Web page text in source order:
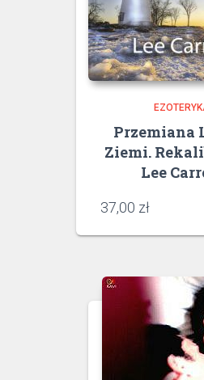
Przemiana
Ziemi.
Lee
37,00 zł